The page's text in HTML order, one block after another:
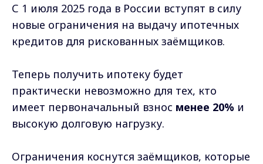
С 1 июля 2025 года в России вступят в силу
новые ограничения на выдачу ипотечных
кредитов для рискованных заёмщиков.
Теперь получить ипотеку будет
практически невозможно для тех, кто
имеет первоначальный взнос менее 20% и
высокую долговую нагрузку.
Ограничения коснутся заёмщиков, которые